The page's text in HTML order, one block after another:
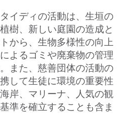
イディの活動は、生垣の
樹、新しい庭園の造成と
から、生物多様性の向上
よるゴミや廃棄物の管理
また、慈善団体の活動の
して生徒に環境の重要性
岸、マリーナ、人気の観
準を確立することも含ま